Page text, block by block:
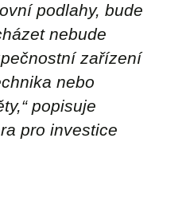
podlahy, bude
nebude
zařízení
nebo
,“ popisuje
pro investice